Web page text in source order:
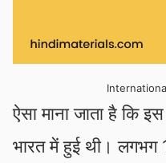
ऐसा माना जाता है
भारत में हुई थी। लगभग